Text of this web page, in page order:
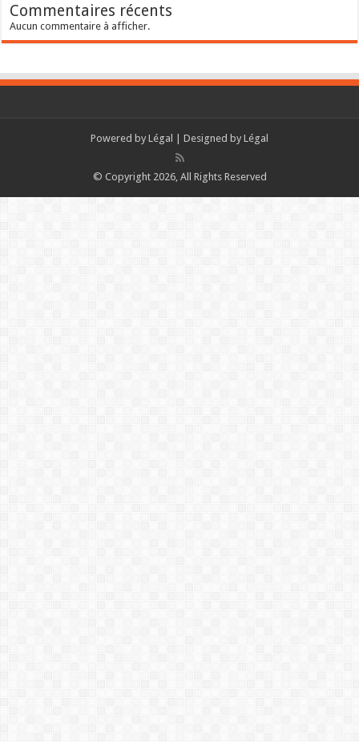
Commentaires récents
Aucun commentaire à afficher.
Powered by Légal | Designed by Légal
© Copyright 2026, All Rights Reserved